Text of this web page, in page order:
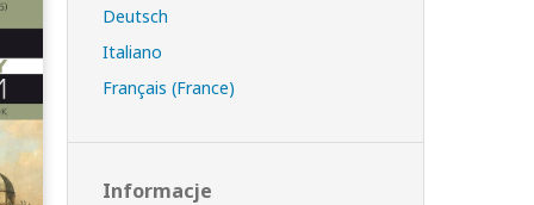
Deutsch
Italiano
Français (France)
Informacje